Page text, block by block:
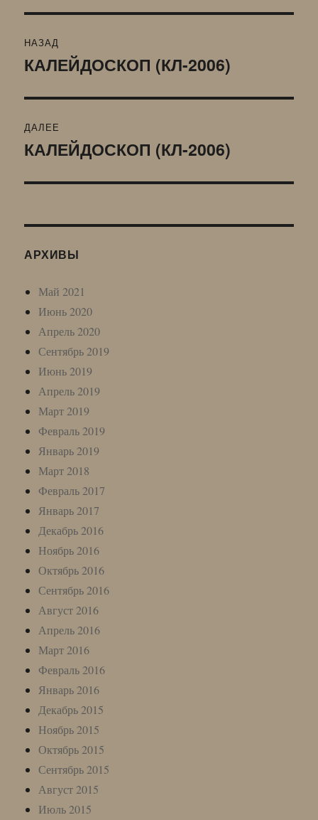
по
НАЗАД
Предыдущая
КАЛЕЙДОСКОП (КЛ-2006)
ДАЛЕЕ
Следующая
КАЛЕЙДОСКОП (КЛ-2006)
АРХИВЫ
Май 2021
Июнь 2020
Апрель 2020
Сентябрь 2019
Июнь 2019
Апрель 2019
Март 2019
Февраль 2019
Январь 2019
Март 2018
Февраль 2017
Январь 2017
Декабрь 2016
Ноябрь 2016
Октябрь 2016
Сентябрь 2016
Август 2016
Апрель 2016
Март 2016
Февраль 2016
Январь 2016
Декабрь 2015
Ноябрь 2015
Октябрь 2015
Сентябрь 2015
Август 2015
Июль 2015